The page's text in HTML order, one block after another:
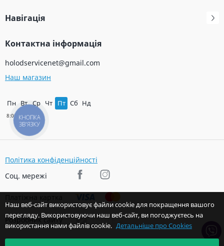
Навігація
Контактна інформація
holodservicenet@gmail.com
Наш магазин
Пн Вт Ср Чт Пт Сб Нд
Політика конфіденційності
Соц. мережі
Розробник сайту
Наш веб-сайт використовує файли cookie для покращення вашого
перегляду. Використовуючи наш веб-сайт, ви погоджуєтесь на
використання нами файлів cookie. Детальніше про Cookies
КНОПКА
ЗВ'ЯЗКУ